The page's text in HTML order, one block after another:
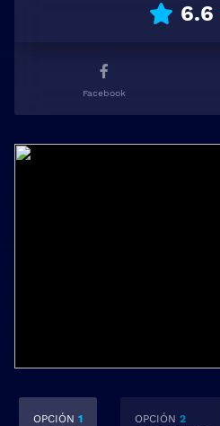
6.6
Facebook
OPCIÓN 1
OPCIÓN 2